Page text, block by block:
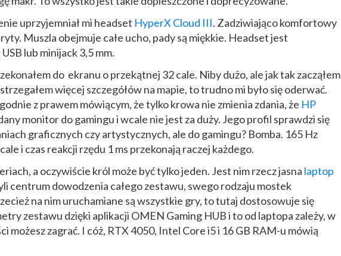
uprzyjemniał mi headset HyperX Cloud III. Zadziwiająco komfortowy
Muszla obejmuje całe ucho, pady są miękkie. Headset jest
lub minijack 3,5 mm.
do ekranu o przekątnej 32 cale. Niby dużo, ale jak tak zacząłem
więcej szczegółów na mapie, to trudno mi było się oderwać.
z prawem mówiącym, że tylko krowa nie zmienia zdania, że HP
monitor do gamingu i wcale nie jest za duży. Jego profil sprawdzi się
graficznych czy artystycznych, ale do gamingu? Bomba. 165 Hz
i czas reakcji rzędu 1 ms przekonają raczej każdego.
a oczywiście król może być tylko jeden. Jest nim rzecz jasna laptop
centrum dowodzenia całego zestawu, swego rodzaju mostek
na nim uruchamiane są wszystkie gry, to tutaj dostosowuje się
zestawu dzięki aplikacji OMEN Gaming HUB i to od laptopa zależy, w
możesz zagrać. I cóż, RTX 4050, Intel Core i5 i 16 GB RAM-u mówią